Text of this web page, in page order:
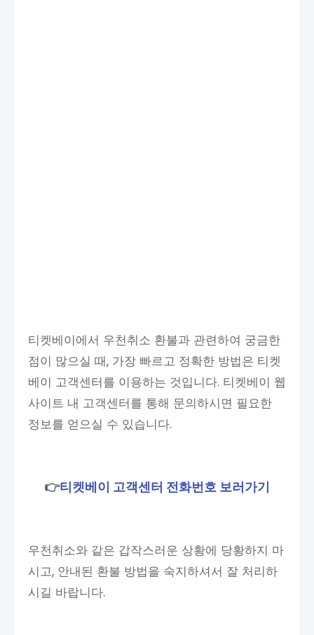
티켓베이에서 우천취소 환불과 관련하여 궁금한
점이 많으실 때, 가장 빠르고 정확한 방법은 티켓
베이 고객센터를 이용하는 것입니다. 티켓베이 웹
사이트 내 고객센터를 통해 문의하시면 필요한
정보를 얻으실 수 있습니다.
👉티켓베이 고객센터 전화번호 보러가기
우천취소와 같은 갑작스러운 상황에 당황하지 마
시고, 안내된 환불 방법을 숙지하셔서 잘 처리하
시길 바랍니다.